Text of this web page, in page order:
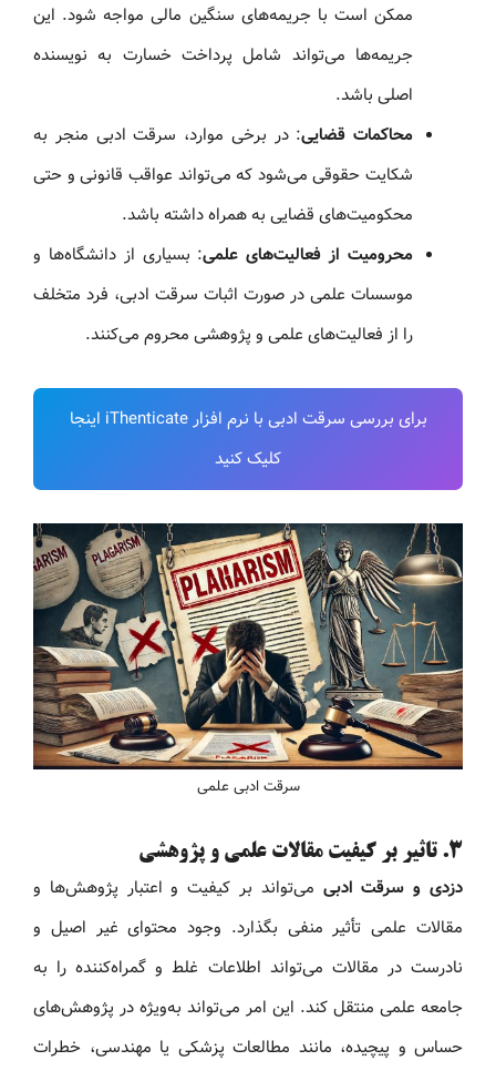
ممکن است با جریمه‌های سنگین مالی مواجه شود. این
جریمه‌ها می‌تواند شامل پرداخت خسارت به نویسنده
اصلی باشد.
محاکمات قضایی: در برخی موارد، سرقت ادبی منجر به
شکایت حقوقی می‌شود که می‌تواند عواقب قانونی و حتی
محکومیت‌های قضایی به همراه داشته باشد.
محرومیت از فعالیت‌های علمی: بسیاری از دانشگاه‌ها و
موسسات علمی در صورت اثبات سرقت ادبی، فرد متخلف
را از فعالیت‌های علمی و پژوهشی محروم می‌کنند.
برای بررسی سرقت ادبی با نرم افزار iThenticate اینجا
کلیک کنید
سرقت ادبی علمی
۳. تاثیر بر کیفیت مقالات علمی و پژوهشی
دزدی و سرقت ادبی می‌تواند بر کیفیت و اعتبار پژوهش‌ها و
مقالات علمی تأثیر منفی بگذارد. وجود محتوای غیر اصیل و
نادرست در مقالات می‌تواند اطلاعات غلط و گمراه‌کننده را به
جامعه علمی منتقل کند. این امر می‌تواند به‌ویژه در پژوهش‌های
حساس و پیچیده، مانند مطالعات پزشکی یا مهندسی، خطرات